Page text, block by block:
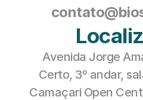
Avenida Jorge
Certo, 3º andar,
Camaçari Open